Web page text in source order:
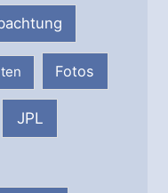
Fotos
JPL